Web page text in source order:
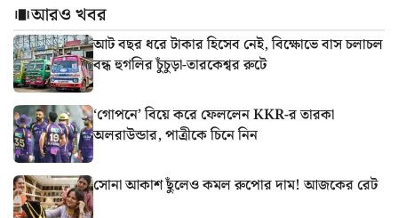
আরও খবর
আট বছর ধরে টাকার হিসেব নেই, বিক্ষোভে বাস চলাচল
বন্ধ হুগলির চুঁচুড়া-তারকেশ্বর রুটে
‘গোপনে’ বিয়ে করে ফেললেন KKR-র তারকা
অলরাউন্ডার, পাত্রীকে চিনে নিন
সোনা আকাশ ছুঁলেও কমল রুপোর দাম! আজকের রেট